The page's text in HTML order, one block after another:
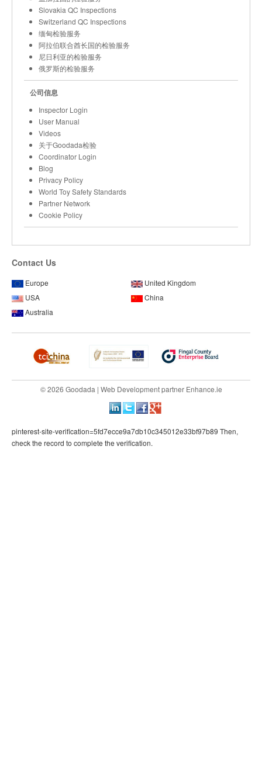
Slovakia QC Inspections
Switzerland QC Inspections
缅甸检验服务
阿拉伯联合酋长国的检验服务
尼日利亚的检验服务
俄罗斯的检验服务
公司信息
Inspector Login
User Manual
Videos
关于Goodada检验
Coordinator Login
Blog
Privacy Policy
World Toy Safety Standards
Partner Network
Cookie Policy
Contact Us
Europe
United Kingdom
USA
China
Australia
© 2026 Goodada | Web Developmentpartner Enhance.ie
pinterest-site-verification=5fd7ecce9a7db10c345012e33bf97b89 Then,
check the record to complete the verification.